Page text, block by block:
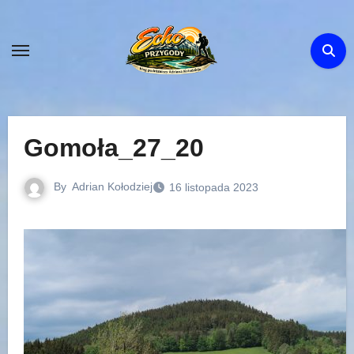
content
Gomoła_27_20
By Adrian Kołodziej 16 listopada 2023